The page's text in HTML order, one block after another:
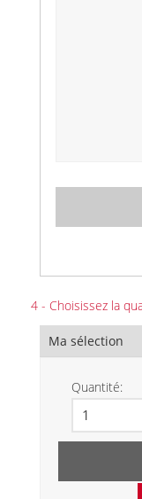
4 - Choisissez la
Ma sélection
Quantité: